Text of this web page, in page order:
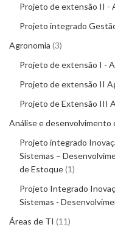
Projeto de extensão II -
Projeto integrado
Agronomia 3
Projeto de extensão I -
Projeto de extensão II
Projeto de Extensão III
Análise e desenvolvimento
Projeto integrado
Sistemas –
de Estoque 1
Projeto Integrado
Sistemas -
Áreas de TI 11